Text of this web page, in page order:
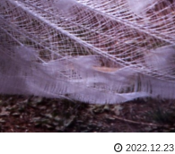
2022.12.23